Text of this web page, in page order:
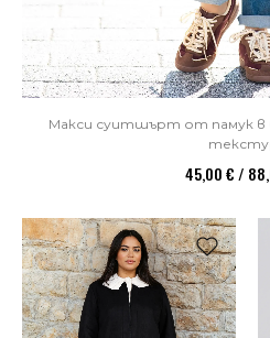
Макси суитшърт от памук в
45,00 € /